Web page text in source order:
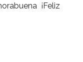
¡Feliz